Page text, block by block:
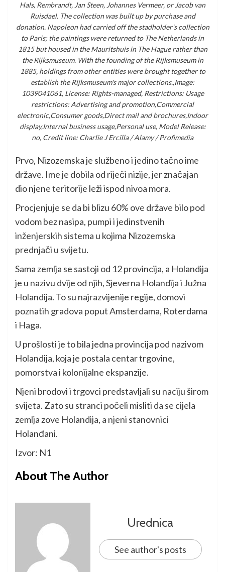
Hals, Rembrandt, Jan Steen, Johannes Vermeer, or Jacob van
Ruisdael. The collection was built up by purchase and
donation. Napoleon had carried off the stadholder's collection
to Paris; the paintings were returned to The Netherlands in
1815 but housed in the Mauritshuis in The Hague rather than
the Rijksmuseum. With the founding of the Rijksmuseum in
1885, holdings from other entities were brought together to
establish the Rijksmuseum's major collections.,Image:
1039041061, License: Rights-managed, Restrictions: Usage
restrictions: Advertising and promotion,Commercial
electronic,Consumer goods,Direct mail and brochures,Indoor
display,Internal business usage,Personal use, Model Release:
no, Credit line: Charlie J Ercilla / Alamy / Profimedia
Prvo, Nizozemska je službeno i jedino tačno ime
države. Ime je dobila od riječi nizije, jer značajan
dio njene teritorije leži ispod nivoa mora.
Procjenjuje se da bi blizu 60% ove države bilo pod
vodom bez nasipa, pumpi i jedinstvenih
inženjerskih sistema u kojima Nizozemska
prednjači u svijetu.
Sama zemlja se sastoji od 12 provincija, a Holandija
je u nazivu dvije od njih, Sjeverna Holandija i Južna
Holandija. To su najrazvijenije regije, domovi
poznatih gradova poput Amsterdama, Roterdama
i Haga.
U prošlosti je to bila jedna provincija pod nazivom
Holandija, koja je postala centar trgovine,
pomorstva i kolonijalne ekspanzije.
Njeni brodovi i trgovci predstavljali su naciju širom
svijeta. Zato su stranci počeli misliti da se cijela
zemlja zove Holandija, a njeni stanovnici
Holanđani.
Izvor: N1
About The Author
Urednica
See author's posts